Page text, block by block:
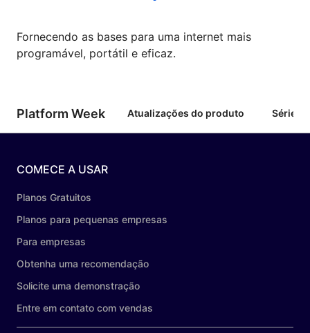
Fornecendo as bases para uma internet mais
programável, portátil e eficaz.
Platform Week Atualizações do produto Série
COMECE A USAR
Planos Gratuitos
Planos para pequenas empresas
Para empresas
Obtenha uma recomendação
Solicite uma demonstração
Entre em contato com vendas